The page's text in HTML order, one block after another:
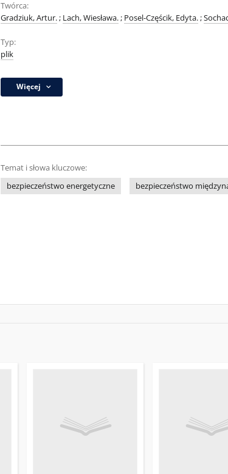
Twórca:
Gradziuk, Artur.; Lach, Wiesława.; Posel-Częścik, Edyta.;
Typ:
plik
Więcej
Temat i słowa kluczowe:
bezpieczeństwo energetyczne
bezpieczeństwo